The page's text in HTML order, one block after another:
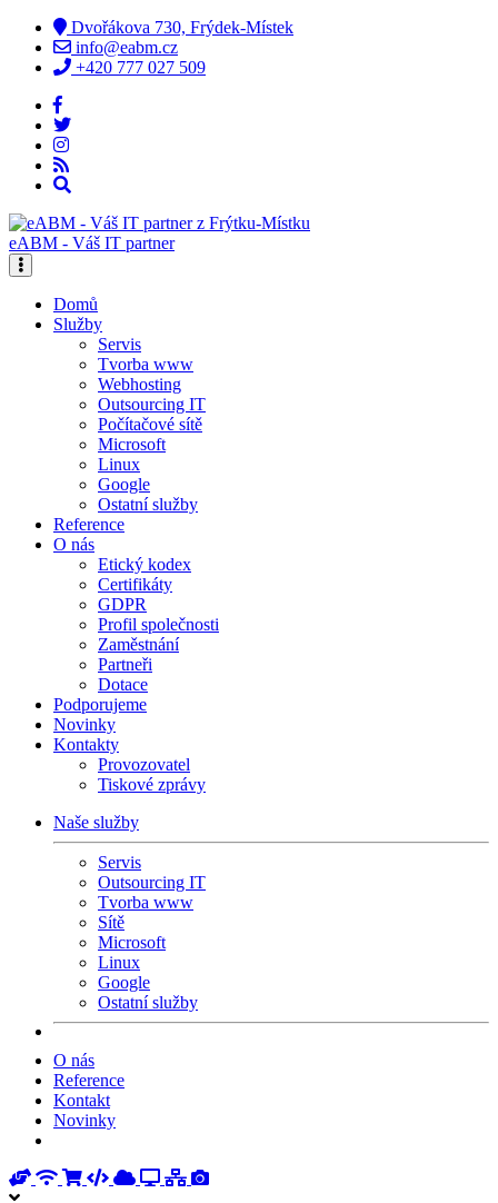
Dvořákova 730, Frýdek-Místek
info@eabm.cz
+420 777 027 509
eABM - Váš IT partner
Domů
Služby
Servis
Tvorba www
Webhosting
Outsourcing IT
Počítačové sítě
Microsoft
Linux
Google
Ostatní služby
Reference
O nás
Etický kodex
Certifikáty
GDPR
Profil společnosti
Zaměstnání
Partneři
Dotace
Podporujeme
Novinky
Kontakty
Provozovatel
Tiskové zprávy
Naše služby
Servis
Outsourcing IT
Tvorba www
Sítě
Microsoft
Linux
Google
Ostatní služby
O nás
Reference
Kontakt
Novinky